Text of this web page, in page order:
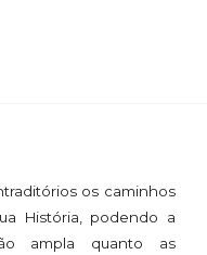
os caminhos
História, podendo a
ampla quanto as